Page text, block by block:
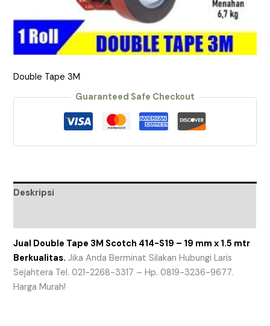
Double Tape 3M
Guaranteed Safe Checkout
Deskripsi
Jual Double Tape 3M Scotch 414-S19 – 19 mm x 1.5 mtr
Berkualitas. Jika Anda Berminat Silakan Hubungi Laris
Sejahtera Tel. 021-2268-3317 – Hp. 0819-3236-9677.
Harga Murah!